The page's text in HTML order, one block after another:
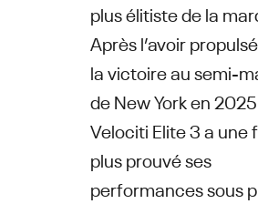
plus élitiste de la
Après l’avoir
la victoire au semi-
de New York en
Velociti Elite 3 a une
plus prouvé ses
performances sous